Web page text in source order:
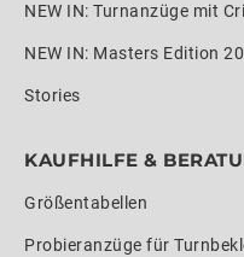
NEW IN: Turnanzüge mit
NEW IN: Masters Edition
Stories
KAUFHILFE &
Größentabellen
Probieranzüge für